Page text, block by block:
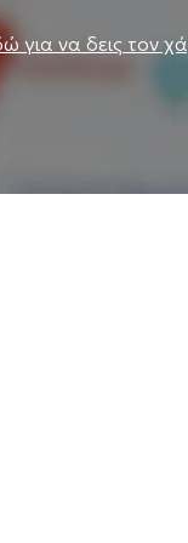
για να δεις τον